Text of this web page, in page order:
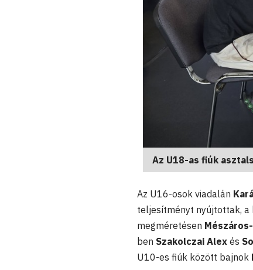
Az U18-as fiúk
Az U16-osok viadalán
teljesítményt nyújtottak, a
megméretésen
ben Szakolczai Alex és
U10-es fiúk között bajnok